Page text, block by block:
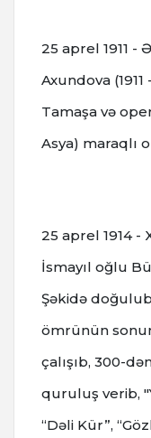
25 aprel 1911 -
Axundova
Tamaşa və
Asya) maraqlı
25 aprel 1914 -
İsmayıl oğlu
Şəkidə
ömrünün
çalışıb, 300-
quruluş verib,
“Dəli Kür”,